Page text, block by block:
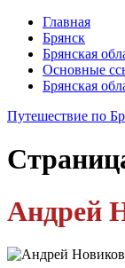
Главная
Брянск
Брянская
Основные
Брянская
Путешествие по
Андрей